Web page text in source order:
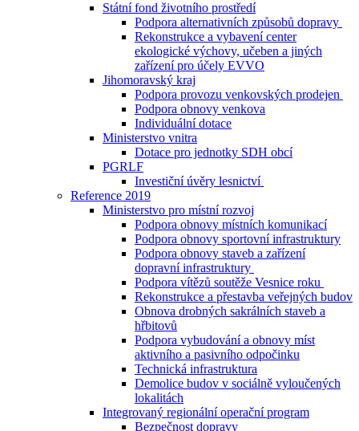
Státní fond životního prostředí
Podpora alternativních způsobů dopravy
Rekonstrukce a vybavení center
ekologické výchovy, učeben a jiných
zařízení pro účely EVVO
Jihomoravský kraj
Podpora provozu venkovských prodejen
Podpora obnovy venkova
Individuální dotace
Ministerstvo vnitra
Dotace pro jednotky SDH obcí
PGRLF
Investiční úvěry lesnictví
Reference 2019
Ministerstvo pro místní rozvoj
Podpora obnovy místních komunikací
Podpora obnovy sportovní infrastruktury
Podpora obnovy staveb a zařízení
dopravní infrastruktury
Podpora vítězů soutěže Vesnice roku
Rekonstrukce a přestavba veřejných budov
Obnova drobných sakrálních staveb a
hřbitovů
Podpora vybudování a obnovy míst
aktivního a pasivního odpočinku
Technická infrastruktura
Demolice budov v sociálně vyloučených
lokalitách
Integrovaný regionální operační program
Bezpečnost dopravy